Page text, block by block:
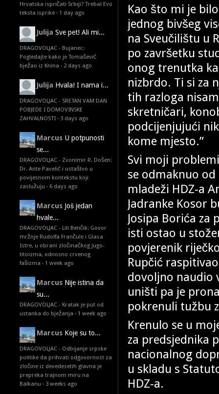
Hrvatska ispričati Srbiji? Treba! Evo
teksta isprike · 1 day ago
Julija Sve pet! Ali mi...
DRAGOVOLJAC - Bujanec:
Pogledajte kako je Tomašević
bježao iz Knina · 2 days ago
Julija Hvala! I nama i...
DRAGOVOLJAC - SRETAN VAM DAN
POBJEDE I DOMOVINSKE
ZAHVALNOSTI · 3 days ago
Marcus U potpunosti
se...
DRAGOVOLJAC - Zvonimir R. Došen:
Dr. Ante Pavelić i ustaštvo u
povijesnom kontekstu koji
zaslužuju · 6 days ago
Marcus Još jedan
hvale...
DRAGOVOLJAC - Lili Benčik: Govor
mržnje Rudolfa Frančule i Glasa
Istre, u obrani zločinačkog jugo-
titoizma, odnosno crvenog
fašizma · 1 week ago
Marcus Nije istina da
su...
DRAGOVOLJAC - Kratak je put od
ustanka do bježanja · 1 week ago
Marcus Koje su to...
DRAGOVOLJAC - Odbijanje srpske
politike da prihvati odgovornost za
zločine iz devedesetih glavna je
prepreka trajnom miru na
Balkanu · 3 weeks ago
Kao što mi je
jednog bivšeg
na Sveučilištu u
po završetku
onog trenutka
nizbrdo. Ti si za
tih razloga
skretničari,
podcijenjujući
kome mjesto.”
Svi moji
se odmaknuo
mladeži HDZ-a
Jadranke Kosor
Josipa Borića
isti ostao u
povjerenik
Rupčić
dovoljno naudio
uništi pa je
pokrenuli tužbu
Krenulo se u
za predsjednika
nacionalnog
u skladu s
HDZ-a.